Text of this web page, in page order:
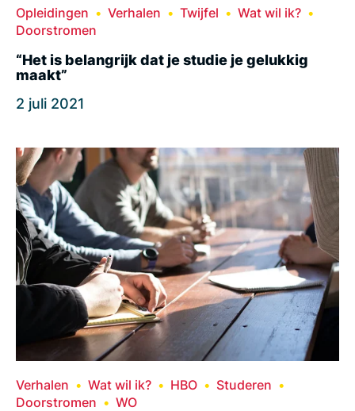
Opleidingen Verhalen Twijfel
Wat wil ik?
Doorstromen
“Het is belangrijk dat je studie je gelukkig
maakt”
2 juli 2021
Verhalen Wat wil ik? HBO
Studeren
Doorstromen
WO